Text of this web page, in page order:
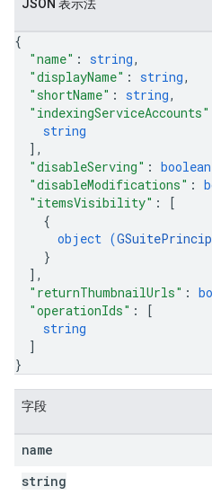
JSON 表示法
{
"name" : string,
"displayName" : string,
"shortName" : string,
"indexingServiceAccounts"
string
] ,
"disableServing" : boolean
"disableModifications" :
"itemsVisibility" :
[
{
object (
}
] ,
"returnThumbnailUrls" :
"operationIds" :
[
string
]
}
字段
name
string